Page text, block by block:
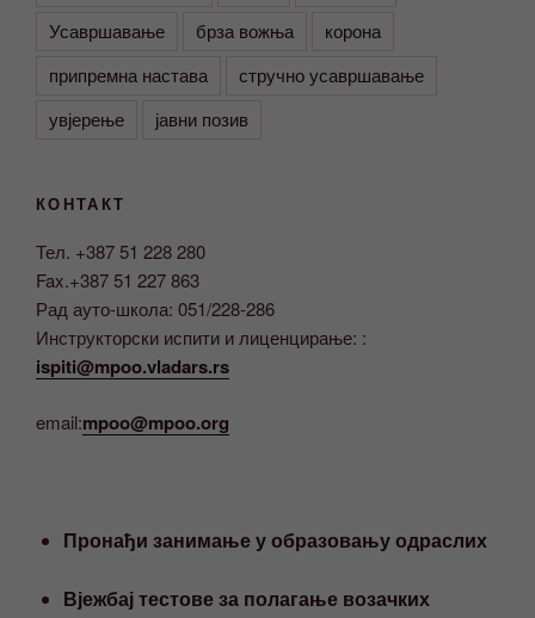
Усавршавање
брза вожња
корона
припремна настава
стручно усавршавање
увјерење
јавни позив
КОНТАКТ
Тел. +387 51 228 280
Fax.+387 51 227 863
Рад ауто-школа: 051/228-286
Инструкторски испити и лиценцирање: :
ispiti@mpoo.vladars.rs
email:mpoo@mpoo.org
Пронађи занимање у образовању одраслих
Вјежбај тестове за полагање возачких